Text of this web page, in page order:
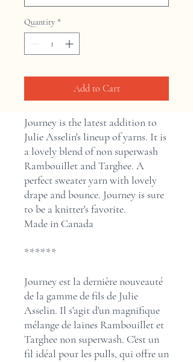
Quantity *
Add to Cart
Journey is the latest addition to
Julie Asselin's lineup of yarns. It is
a lovely blend of non superwash
Rambouillet and Targhee. A
perfect sweater yarn with lovely
drape and bounce. Journey is sure
to be a knitter's favorite.
Made in Canada
******
Journey est la dernière nouveauté
de la gamme de fils de Julie
Asselin. Il s'agit d'un magnifique
mélange de laines Rambouillet et
Targhee non superwash. C'est un
fil idéal pour les pulls, qui offre un